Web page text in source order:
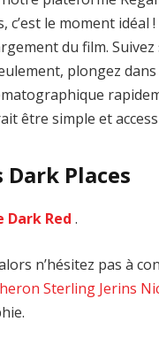
le moment idéal !
du film.
plongez
être simple et
Places
Dark Red .
n’hésitez pas à
Sterling Jerins
Zenon: Girl
the 21st
streaming